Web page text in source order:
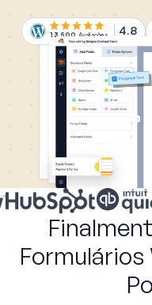
13.500 Avaliações 4.8
Formulários